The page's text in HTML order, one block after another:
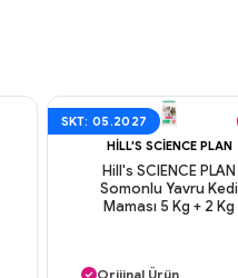
SKT: 05.2027
HILL'S SCIENCE PLAN
Hill's SCIENCE PLAN
Somonlu Yavru Kedi
Maması 5 Kg + 2 Kg
Orijinal Ürün